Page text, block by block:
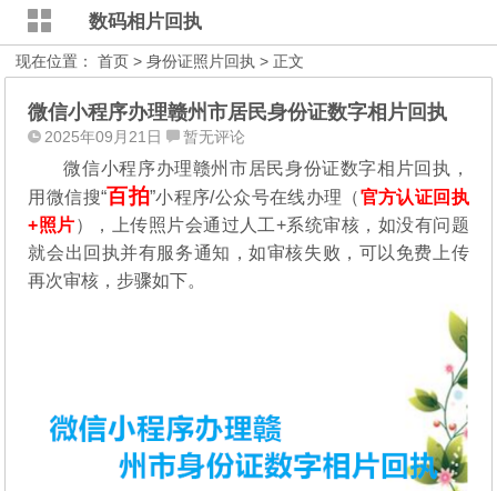
数码相片回执
现在位置：首页 >身份证照片回执 > 正文
微信小程序办理赣州市居民身份证数字相片回执
2025年09月21日 暂无评论
微信小程序办理赣州市居民身份证数字相片回执，
用微信搜“百拍”小程序/公众号在线办理（官方认证回执
+照片），
上传照片会通过人工+系统审核，如没有问题
就会出回执并有服务通知，如审核失败，可以免费上传
再次审核，步骤如下。